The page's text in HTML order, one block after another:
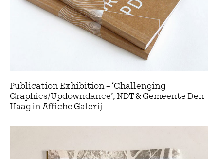
Publication Exhibition – ‘Challenging
Graphics/Updowndance’, NDT & Gemeente Den
Haag in Affiche Galerij